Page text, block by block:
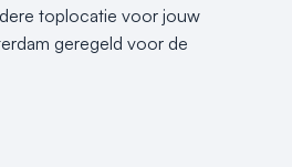
toplocatie voor jouw
geregeld voor de